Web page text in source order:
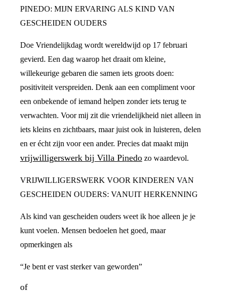
PINEDO: MIJN ERVARING ALS KIND VAN
GESCHEIDEN OUDERS
Doe Vriendelijkdag wordt wereldwijd op 17 februari
gevierd. Een dag waarop het draait om kleine,
willekeurige gebaren die samen iets groots doen:
positiviteit verspreiden. Denk aan een compliment voor
een onbekende of iemand helpen zonder iets terug te
verwachten. Voor mij zit die vriendelijkheid niet alleen in
iets kleins en zichtbaars, maar juist ook in luisteren, delen
en er écht zijn voor een ander. Precies dat maakt mijn
vrijwilligerswerk bij Villa Pinedo zo waardevol.
VRIJWILLIGERSWERK VOOR KINDEREN VAN
GESCHEIDEN OUDERS: VANUIT HERKENNING
Als kind van gescheiden ouders weet ik hoe alleen je je
kunt voelen. Mensen bedoelen het goed, maar
opmerkingen als
“Je bent er vast sterker van geworden”
of